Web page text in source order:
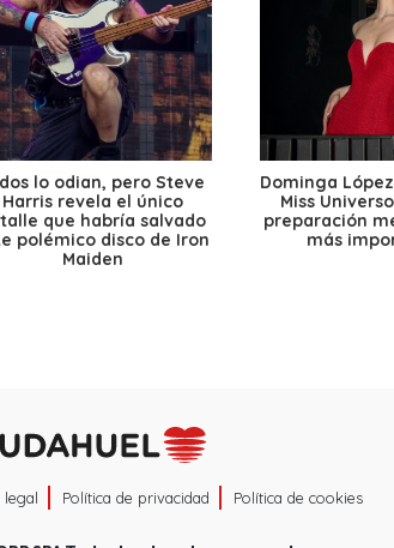
lo odian, pero Steve
Harris revela el único
que habría salvado
polémico disco de Iron
Maiden
Dominga
Miss
preparación
más
legal Política de privacidad Política de cookies